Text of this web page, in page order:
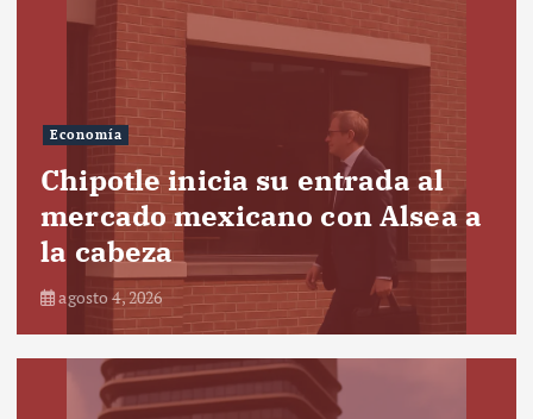
Economía
Chipotle inicia su entrada al
mercado mexicano con Alsea a
la cabeza
agosto 4, 2026